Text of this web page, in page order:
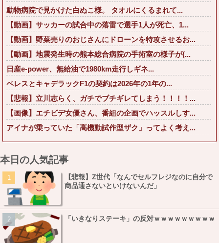
動物病院で見かけた白ぬこ様。 タオルにくるまれて...
【動画】サッカーの試合中の落雷で選手1人が死亡、1...
【動画】野菜売りのおじさんにドローンを特攻させるお...
【動画】地震発生時の熊本総合病院の手術室の様子が(...
日産e-power、無給油で1980km走行しギネ...
ペレスとキャデラックF1の契約は2026年の1年の...
【悲報】立川志らく、ガチでブチギレてしまう！！！！...
【画像】エチビデ女優さん、番組の企画でハッスルしす...
アイナが乗っていた「高機動試作型ザク」ってよく考え...
本日の人気記事
【悲報】Z世代「なんでセルフレジなのに自分で
商品通さないといけないんだ」
「いきなりステーキ」の反対ｗｗｗｗｗｗｗｗｗ